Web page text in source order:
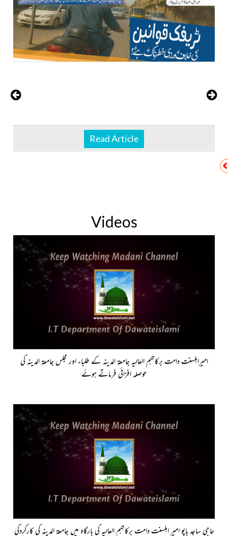
Read Article
Videos
امیرِاہلسنت دامت برکاتہم العالیہ جامعۃ المدینہ کے طلباء اور مجلس جامعۃ المدینہ کی
حوصلہ افزائی فرماتے ہوئے
حاجی ساجد باپو امیرِ اہلسنت دامت برکاتہم العالیہ کی بارگاہ میں جامعۃ المدینہ کی کارکردگی